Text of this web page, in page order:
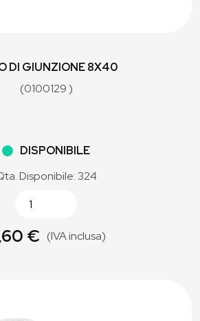
DI GIUNZIONE 8X40
(0100129 )
DISPONIBILE
Disponibile: 324
€ (IVA inclusa)